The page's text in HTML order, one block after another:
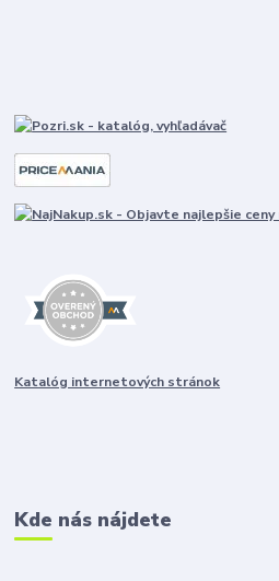
Katalóg internetových stránok
Kde nás nájdete